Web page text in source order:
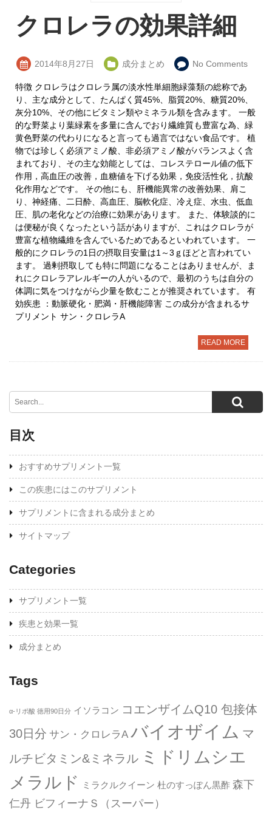
クロレラの効果詳細
2014年8月27日 成分まとめ No Comments
特徴 クロレラはクロレラ属の淡水性単細胞緑藻類の総称であ
り、主な成分として、たんぱく質45%、脂質20%、糖質20%、
灰分10%、その他にビタミン類やミネラル類を含みます。 一般
的な野菜より葉緑素を多量に含んでおり繊維質も豊富な為、緑
黄色野菜の代わりになると言っても過言ではない食品です。 植
物では珍しく必須アミノ酸、非必須アミノ酸がバランスよく含
まれており、その主な効能としては、コレステロール値の低下
作用，高血圧の改善，血糖値を下げる効果，免疫活性化，抗酸
化作用などです。 その他にも、肝機能異常の改善効果、肩こ
り、神経痛、二日酔、高血圧、脳軟化症、冷え症、水虫、低血
圧、肌の老化などの治療に効果があります。 また、体験談的に
は便秘が良くなったという話がありますが、これはクロレラが
豊富な植物繊維を含んでいるためであるといわれています。 一
般的にクロレラの1日の摂取目安量は1～3ｇほどと言われてい
ます。 過剰摂取しても特に問題になることはありませんが、ま
れにクロレラアレルギーの人がいるので、最初のうちは自分の
体調に気をつけながら少量を飲むことが推奨されています。 有
効疾患 ：動脈硬化・肥満・肝機能障害 この成分が含まれるサ
プリメント サン・クロレラA
READ MORE
目次
おすすめサプリメント一覧
この疾患にはこのサプリメント
サプリメントに含まれる成分まとめ
サイトマップ
Categories
サプリメント一覧
疾患と効果一覧
成分まとめ
Tags
α-リポ酸 徳用90日分 イソラコン コエンザイムQ10 包接体
30日分 サン・クロレラA バイオザイム マ
ルチビタミン&ミネラル ミドリムシエ
メラルド
ミラクルクイーン 杜のすっぽん黒酢 森下
仁丹 ビフィーナＳ（スーパー）